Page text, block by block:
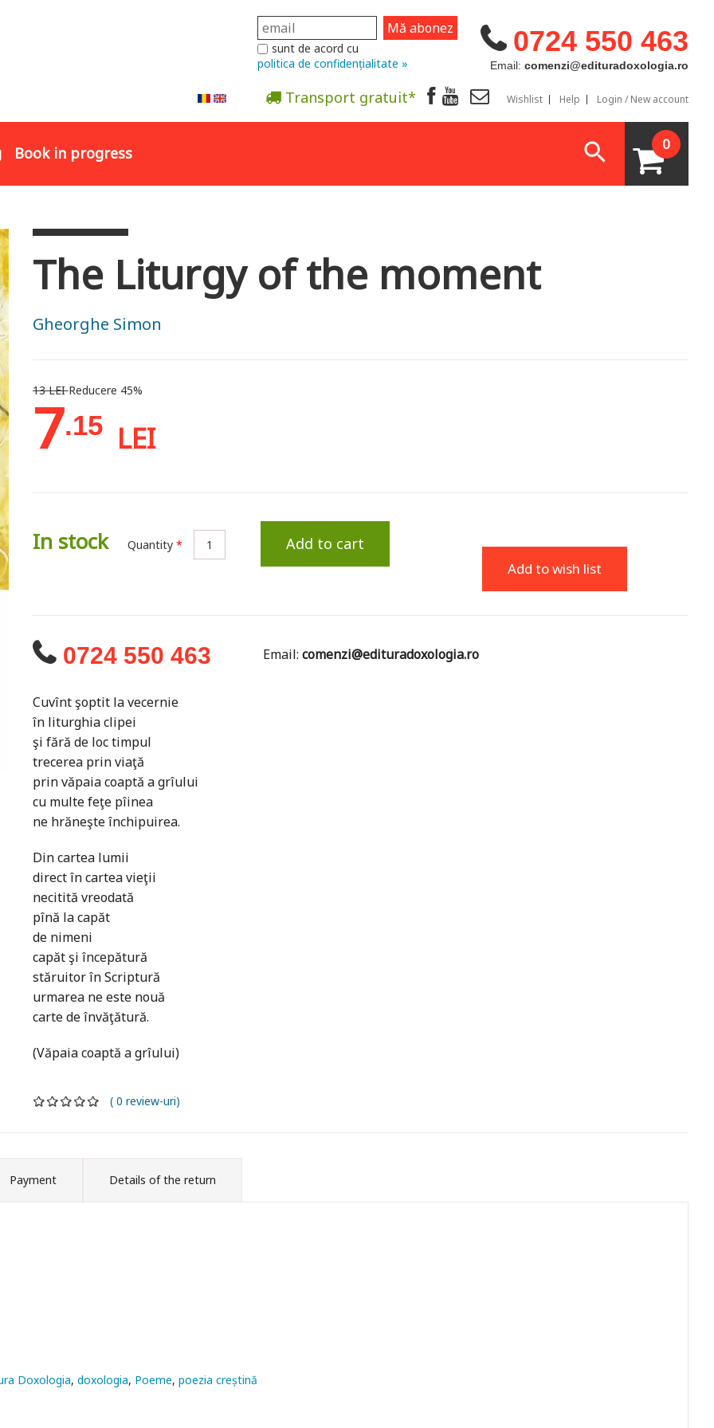
0724 550 463
Email: comenzi@edituradoxologia.ro
sunt de acord cu
politica de confidențialitate »
Transport gratuit* Wishlist Help Login / New account
Book in progress 0
The Liturgy of the moment
Gheorghe Simon
13 LEIReducere 45%
7.15 LEI
In stock Quantity * Add to cart
Add to wish list
0724 550 463 Email:comenzi@edituradoxologia.ro
Cuvînt şoptit la vecernie
în liturghia clipei
şi fără de loc timpul
trecerea prin viaţă
prin văpaia coaptă a grîului
cu multe feţe pîinea
ne hrăneşte închipuirea.
Din cartea lumii
direct în cartea vieţii
necitită vreodată
pînă la capăt
de nimeni
capăt şi începătură
stăruitor în Scriptură
urmarea ne este nouă
carte de învăţătură.
(Văpaia coaptă a grîului)
( 0 review-uri)
Payment Details of the return
Doxologia doxologia Poeme poezia creștină